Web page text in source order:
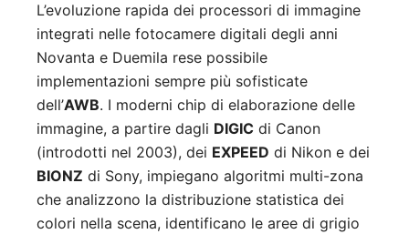
L’evoluzione rapida dei processori di immagine
integrati nelle fotocamere digitali degli anni
Novanta e Duemila rese possibile
implementazioni sempre più sofisticate
dell’AWB. I moderni chip di elaborazione delle
immagine, a partire dagli DIGIC di Canon
(introdotti nel 2003), dei EXPEED di Nikon e dei
BIONZ di Sony, impiegano algoritmi multi-zona
che analizzono la distribuzione statistica dei
colori nella scena, identificano le aree di grigio